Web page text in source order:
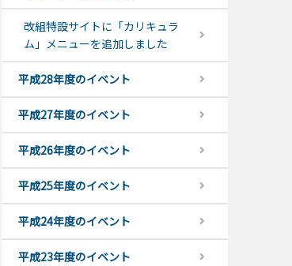
改組特設サイトに「カリキュラ
ム」メニューを追加しました
平成28年度のイベント
平成27年度のイベント
平成26年度のイベント
平成25年度のイベント
平成24年度のイベント
平成23年度のイベント